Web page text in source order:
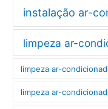
instalação ar-
limpeza ar-
limpeza ar-
limpeza ar-